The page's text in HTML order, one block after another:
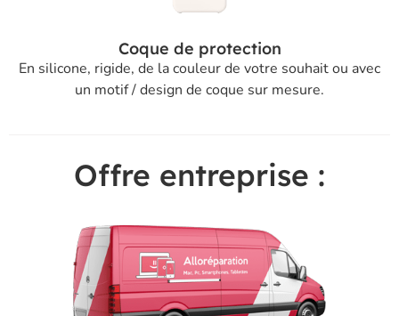
Coque de protection
En silicone, rigide, de la couleur de votre souhait ou avec
un motif / design de coque sur mesure.
Offre entreprise :